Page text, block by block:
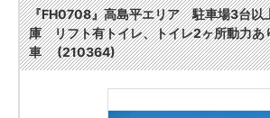
『FH0708』高島平エリア 駐車場3台
庫 リフト有トイレ、トイレ2ヶ所動力あ
車 (210364)